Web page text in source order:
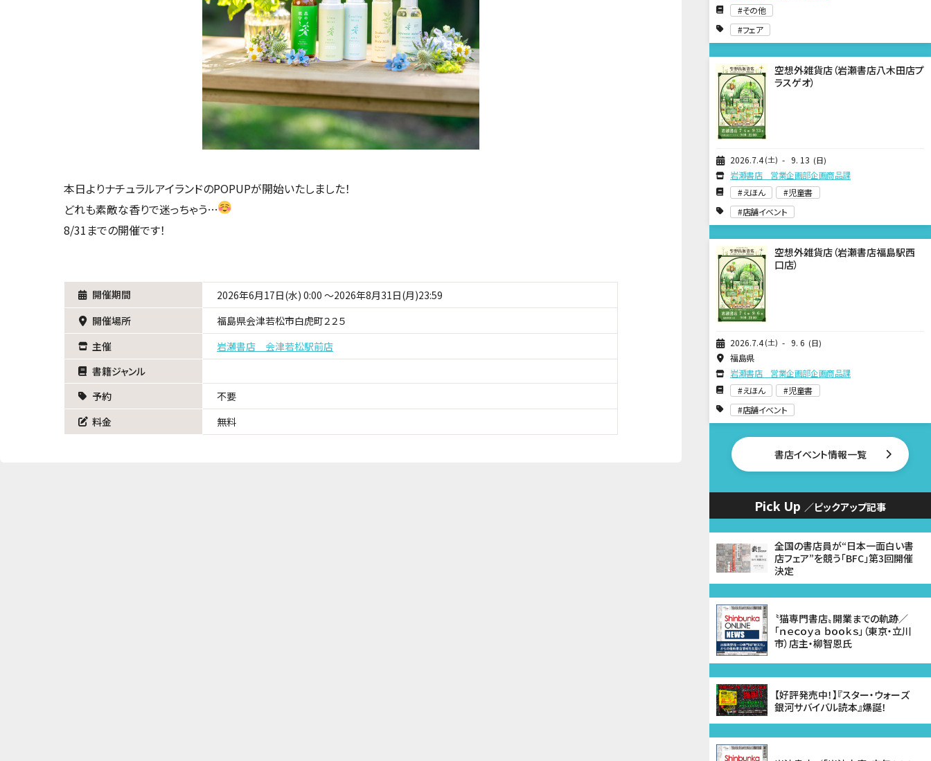
本日よりナチュラルアイランドのPOPUPが開始いたしました！
どれも素敵な香りで迷っちゃう…
8/31までの開催です！
開催期間
2026年6月17日(水) 0:00 ～2026年8月31日(月)23:59
開催場所
福島県会津若松市白虎町２２５
主催
岩瀬書店 会津若松駅前店
書籍ジャンル
予約
不要
料金
無料
その他
フェア
2026 74 土 9 13 日
空想外雑貨店（岩瀬書店八木田店プ
ラスゲオ）
岩瀬書店 営業企画部企画商品課
えほん
児童書
店舗イベント
2026 74 土 9 6 日
空想外雑貨店（岩瀬書店福島駅西
口店）
福島県
岩瀬書店 営業企画部企画商品課
えほん
児童書
店舗イベント
書店イベント情報一覧
Pick Up ／ピックアップ記事
全国の書店員が“日本一面白い書
店フェア”を競う「BFC」第3回開催
決定
〝猫専門書店〟開業までの軌跡／
「ｎｅｃｏｙａ ｂｏｏｋｓ」（東京・立川
市）店主・柳智恩氏
【好評発売中！】『スター・ウォーズ
銀河サバイバル読本』爆誕！